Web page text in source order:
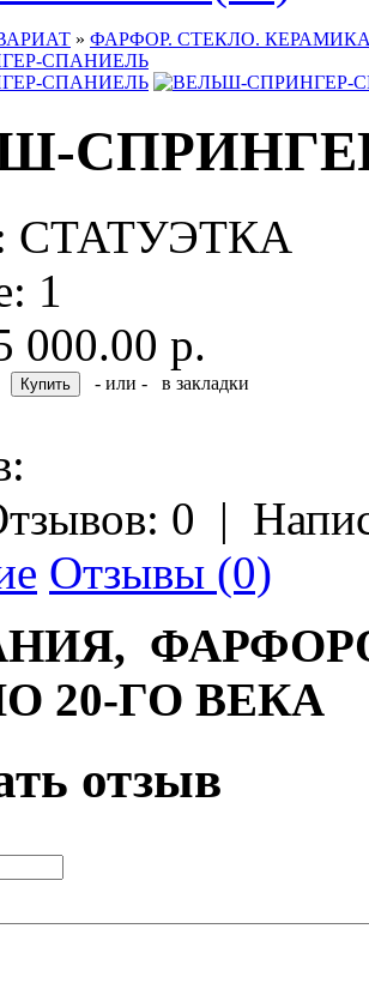
» ФАРФОР. СТЕКЛО.
СТАТУЭТКА
1
000.00 р.
- или -
в закладки
0 |
Отзывы (0)
20-ГО ВЕКА
отзыв